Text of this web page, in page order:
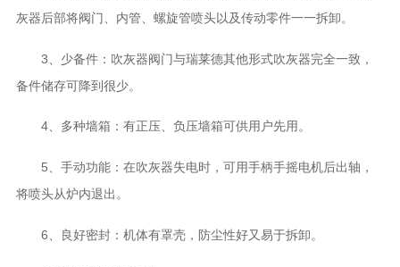
灰器后部将阀门、内管、螺旋管喷头以及传动零件一一拆卸。
3、少备件：吹灰器阀门与瑞莱德其他形式吹灰器完全一致，
备件储存可降到很少。
4、多种墙箱：有正压、负压墙箱可供用户先用。
5、手动功能：在吹灰器失电时，可用手柄手摇电机后出轴，
将喷头从炉内退出。
6、良好密封：机体有罩壳，防尘性好又易于拆卸。